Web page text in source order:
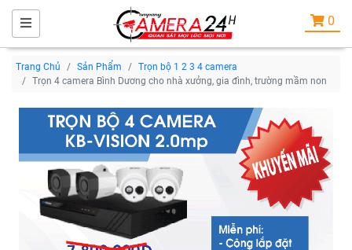
0
Trang Chủ Sản Phẩm
Trọn bộ 1 2 3 4 camera
Trọn 4 camera Bình Dương cho nhà xưởng, gia đình, trường mầm non